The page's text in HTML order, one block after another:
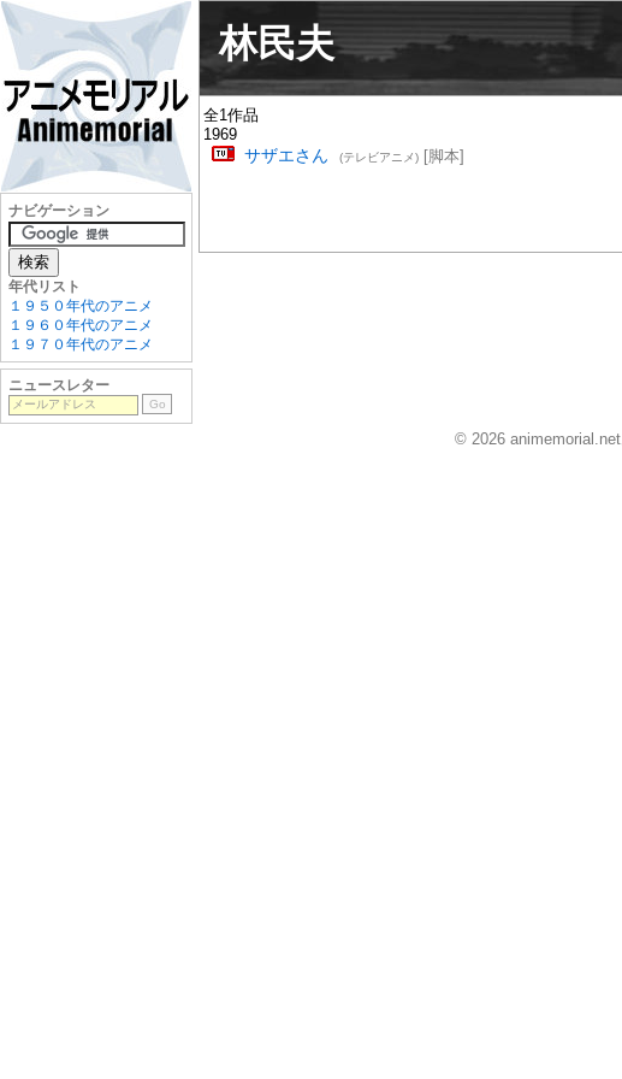
林民夫
全1作品
1969
サザエさん (テレビアニメ)[脚本]
ナビゲーション
年代リスト
１９５０年代のアニメ
１９６０年代のアニメ
１９７０年代のアニメ
ニュースレター
© 2026 animemorial.net